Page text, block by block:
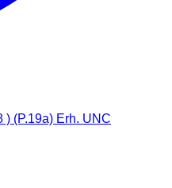
) (P.19a) Erh. UNC